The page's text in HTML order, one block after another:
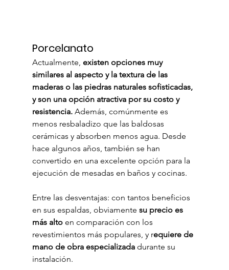
Porcelanato
Actualmente, existen opciones muy
similares al aspecto y la textura de las
maderas o las piedras naturales sofisticadas,
y son una opción atractiva por su costo y
resistencia. Además, comúnmente es
menos resbaladizo que las baldosas
cerámicas y absorben menos agua. Desde
hace algunos años, también se han
convertido en una excelente opción para la
ejecución de mesadas en baños y cocinas.
Entre las desventajas: con tantos beneficios
en sus espaldas, obviamente su precio es
más alto en comparación con los
revestimientos más populares, y requiere de
mano de obra especializada durante su
instalación.